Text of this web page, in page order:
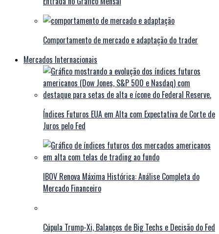
Comportamento de mercado e adaptação do trader
Mercados Internacionais
Índices Futuros EUA em Alta com Expectativa de Corte de
Juros pelo Fed
IBOV Renova Máxima Histórica: Análise Completa do
Mercado Financeiro
Cúpula Trump-Xi, Balanços de Big Techs e Decisão do Fed